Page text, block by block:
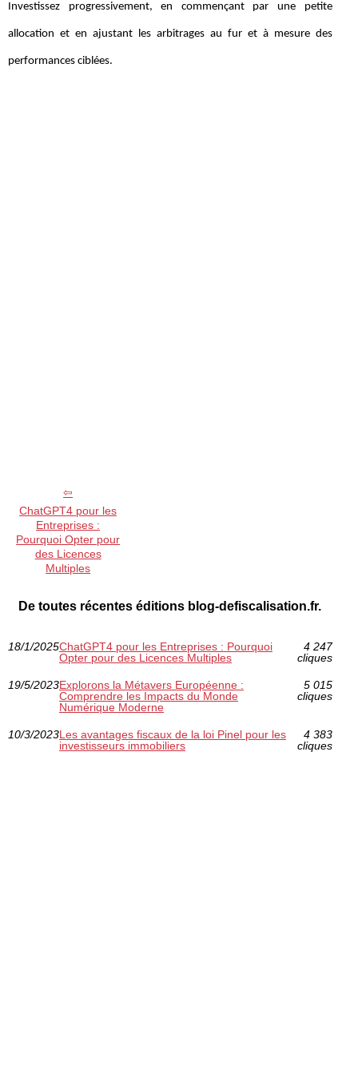
Investissez progressivement, en commençant par une petite
allocation et en ajustant les arbitrages au fur et à mesure des
performances ciblées.
ChatGPT4 pour les
Entreprises :
Pourquoi Opter pour
des Licences
Multiples
De toutes récentes éditions blog-defiscalisation.fr.
18/1/2025ChatGPT4 pour les Entreprises : Pourquoi
Opter pour des Licences Multiples
4 247
cliques
19/5/2023Explorons la Métavers Européenne :
Comprendre les Impacts du Monde
Numérique Moderne
5 015
cliques
10/3/2023Les avantages fiscaux de la loi Pinel pour les
investisseurs immobiliers
4 383
cliques